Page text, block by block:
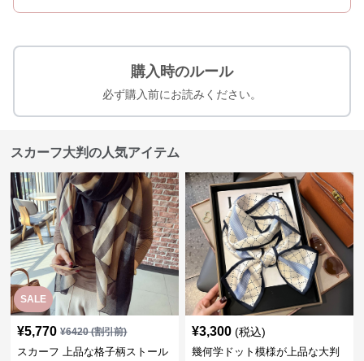
購入時のルール
必ず購入前にお読みください。
スカーフ大判の人気アイテム
SALE
¥5,770 ¥6420(割引前)
スカーフ 上品な格子柄ストール
¥3,300 (税込)
幾何学ドット模様が上品な大判